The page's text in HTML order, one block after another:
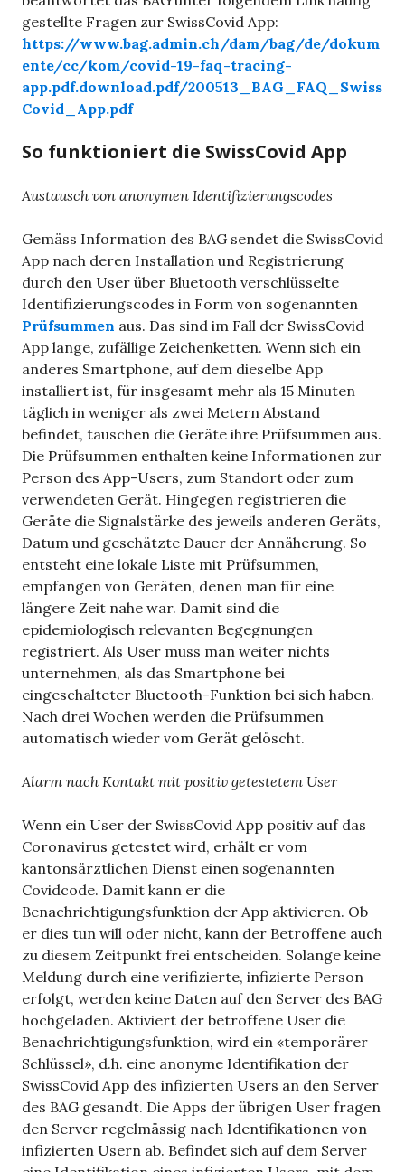
gestellte Fragen zur SwissCovid App:
https://www.bag.admin.ch/dam/bag/de/dokum
ente/cc/kom/covid-19-faq-tracing-
app.pdf.download.pdf/200513_BAG_FAQ_Swiss
Covid_App.pdf
So funktioniert die SwissCovid App
Austausch von anonymen Identifizierungscodes
Gemäss Information des BAG sendet die SwissCovid
App nach deren Installation und Registrierung
durch den User über Bluetooth verschlüsselte
Identifizierungscodes in Form von sogenannten
Prüfsummen aus. Das sind im Fall der SwissCovid
App lange, zufällige Zeichenketten. Wenn sich ein
anderes Smartphone, auf dem dieselbe App
installiert ist, für insgesamt mehr als 15 Minuten
täglich in weniger als zwei Metern Abstand
befindet, tauschen die Geräte ihre Prüfsummen aus.
Die Prüfsummen enthalten keine Informationen zur
Person des App-Users, zum Standort oder zum
verwendeten Gerät. Hingegen registrieren die
Geräte die Signalstärke des jeweils anderen Geräts,
Datum und geschätzte Dauer der Annäherung. So
entsteht eine lokale Liste mit Prüfsummen,
empfangen von Geräten, denen man für eine
längere Zeit nahe war. Damit sind die
epidemiologisch relevanten Begegnungen
registriert. Als User muss man weiter nichts
unternehmen, als das Smartphone bei
eingeschalteter Bluetooth-Funktion bei sich haben.
Nach drei Wochen werden die Prüfsummen
automatisch wieder vom Gerät gelöscht.
Alarm nach Kontakt mit positiv getestetem User
Wenn ein User der SwissCovid App positiv auf das
Coronavirus getestet wird, erhält er vom
kantonsärztlichen Dienst einen sogenannten
Covidcode. Damit kann er die
Benachrichtigungsfunktion der App aktivieren. Ob
er dies tun will oder nicht, kann der Betroffene auch
zu diesem Zeitpunkt frei entscheiden. Solange keine
Meldung durch eine verifizierte, infizierte Person
erfolgt, werden keine Daten auf den Server des BAG
hochgeladen. Aktiviert der betroffene User die
Benachrichtigungsfunktion, wird ein «temporärer
Schlüssel», d.h. eine anonyme Identifikation der
SwissCovid App des infizierten Users an den Server
des BAG gesandt. Die Apps der übrigen User fragen
den Server regelmässig nach Identifikationen von
infizierten Usern ab. Befindet sich auf dem Server